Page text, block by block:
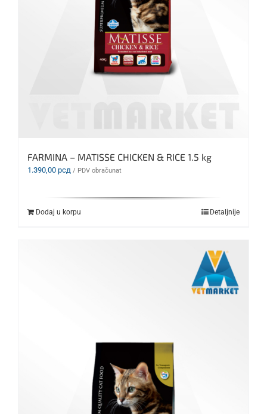
FARMINA – MATISSE CHICKEN & RICE 1.5 kg
1.390,00 рсд / PDV obračunat
Dodaj u korpu Detaljnije